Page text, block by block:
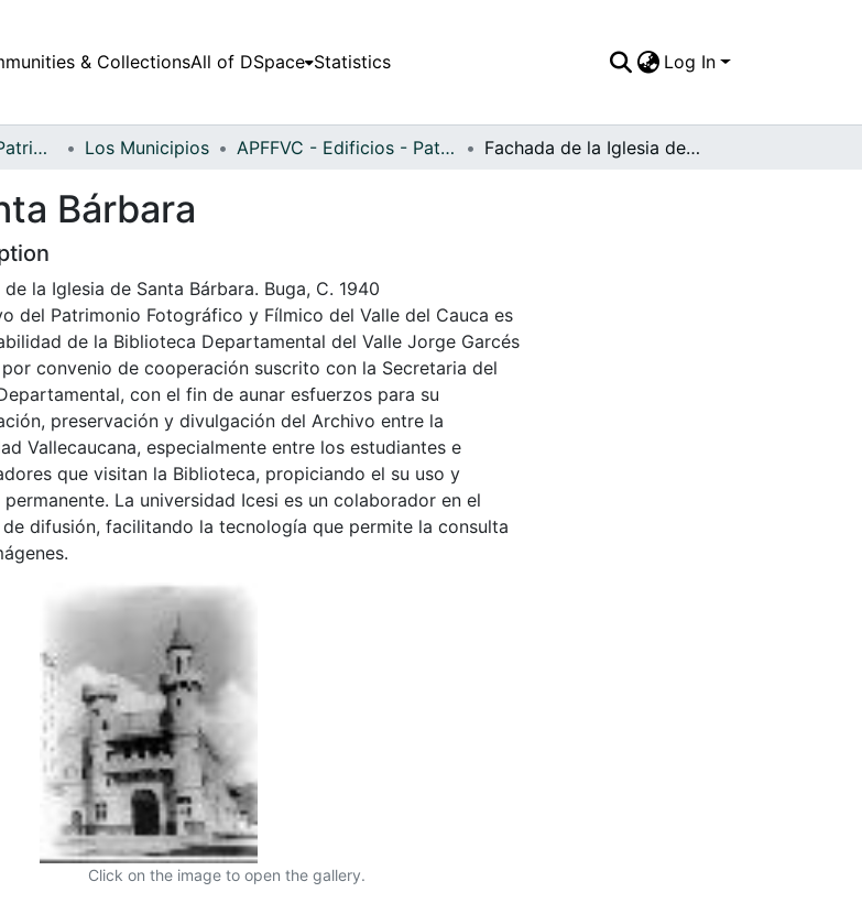
& CollectionsAll of DSpace Statistics Log In
Fondo Archivo del Patrimonio Fotográfico y Fílmico del Valle del Cauca Los Municipios APFFVC - Edificios - Patrimonial Fachada de la Iglesia de Santa Bárbara
Bárbara
de la Iglesia de Santa Bárbara. Buga, C. 1940
del Patrimonio Fotográfico y Fílmico del Valle del Cauca es
de la Biblioteca Departamental del Valle Jorge Garcés
convenio de cooperación suscrito con la Secretaria del
con el fin de aunar esfuerzos para su
preservación y divulgación del Archivo entre la
Vallecaucana, especialmente entre los estudiantes e
que visitan la Biblioteca, propiciando el su uso y
La universidad Icesi es un colaborador en el
difusión, facilitando la tecnología que permite la consulta
Click on the image to open the gallery.